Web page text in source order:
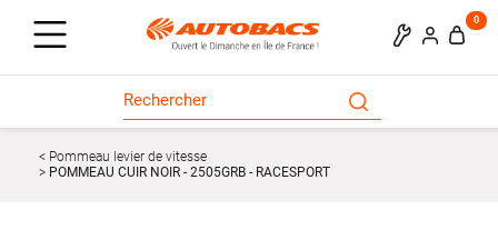
0
Pommeau levier de vitesse
POMMEAU CUIR NOIR - 2505GRB - RACESPORT